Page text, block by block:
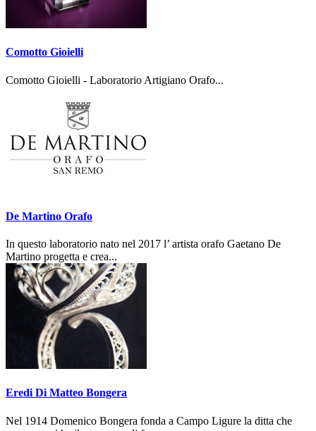
Comotto Gioielli
Comotto Gioielli - Laboratorio Artigiano Orafo...
De Martino Orafo
In questo laboratorio nato nel 2017 l’ artista orafo Gaetano De
Martino progetta e crea...
Eredi Di Matteo Bongera
Nel 1914 Domenico Bongera fonda a Campo Ligure la ditta che